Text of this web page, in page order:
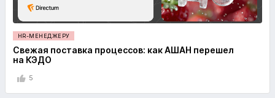
HR-МЕНЕДЖЕРУ
Свежая поставка процессов: как АШАН перешел
на КЭДО
5